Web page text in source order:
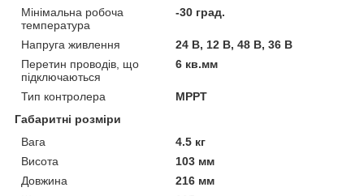
Мінімальна робоча
температура
-30 град.
Напруга живлення
24 В, 12 В, 48 В, 36 В
Перетин проводів, що
підключаються
6 кв.мм
Тип контролера
MPPT
Габаритні розміри
Вага
4.5 кг
Висота
103 мм
Довжина
216 мм